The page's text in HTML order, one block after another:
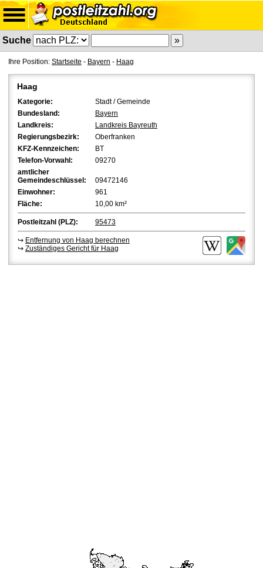
Suche
Ihre Position: Startseite - Bayern - Haag
Haag
Kategorie:
Stadt / Gemeinde
Bundesland:
Bayern
Landkreis:
Landkreis Bayreuth
Regierungsbezirk:
Oberfranken
KFZ-Kennzeichen:
BT
Telefon-Vorwahl:
09270
amtlicher
Gemeindeschlüssel:
09472146
Einwohner:
961
Fläche:
10,00 km²
Postleitzahl (PLZ): 95473
↪ Entfernung von Haag berechnen
↪ Zuständiges Gericht für Haag